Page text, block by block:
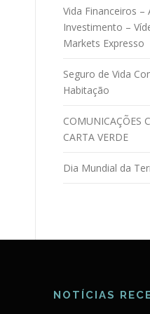
Vida Financeiros –
Investimento –
Markets Expresso
Seguro de Vida
Habitação
COMUNICAÇÕES
CARTA VERDE
Dia Mundial da
NOTÍCIAS